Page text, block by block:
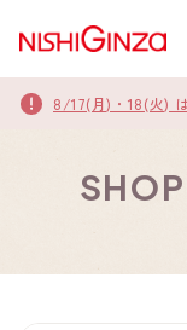
8/17(月)・18(火)